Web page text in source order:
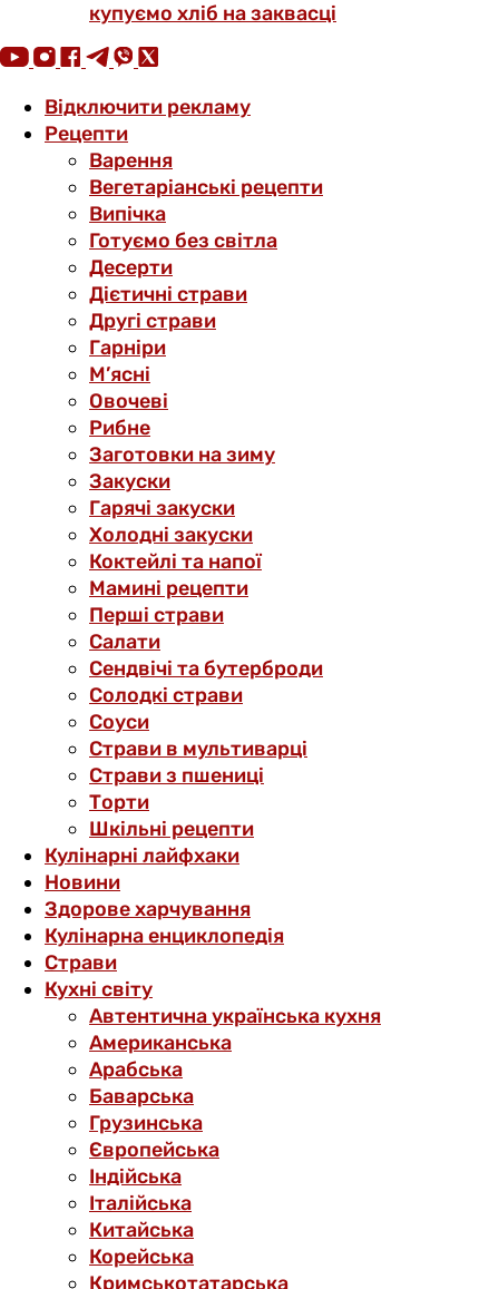
купуємо хліб на заквасці
Відключити рекламу
Рецепти
Варення
Вегетаріанські рецепти
Випічка
Готуємо без світла
Десерти
Дієтичні страви
Другі страви
Гарніри
М’ясні
Овочеві
Рибне
Заготовки на зиму
Закуски
Гарячі закуски
Холодні закуски
Коктейлі та напої
Мамині рецепти
Перші страви
Салати
Сендвічі та бутерброди
Солодкі страви
Соуси
Страви в мультиварці
Страви з пшениці
Торти
Шкільні рецепти
Кулінарні лайфхаки
Новини
Здорове харчування
Кулінарна енциклопедія
Страви
Кухні світу
Автентична українська кухня
Американська
Арабська
Баварська
Грузинська
Європейська
Індійська
Італійська
Китайська
Корейська
Кримськотатарська